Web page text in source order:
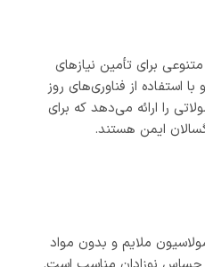
برای تأمین نیازهای
استفاده از فناوری‌های روز
را ارائه می‌دهد که برای
ایمن هستند.
ملایم و بدون مواد